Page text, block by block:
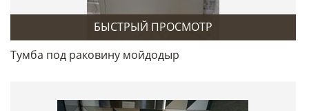
БЫСТРЫЙ ПРОСМОТР
Тумба под раковину мойдодыр